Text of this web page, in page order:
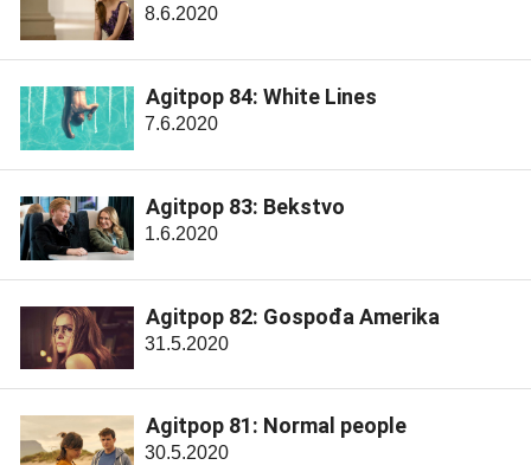
8.6.2020
Agitpop 84: White Lines
7.6.2020
Agitpop 83: Bekstvo
1.6.2020
Agitpop 82: Gospođa Amerika
31.5.2020
Agitpop 81: Normal people
30.5.2020